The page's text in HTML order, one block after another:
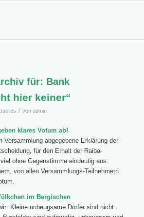
für: Bank
hier keiner“
/ von admin
klares Votum ab!
Versammlung abgegebene Erklärung der
für den Erhalt der Raiba-
ohne Gegenstimme eindeutig aus.
von allen Versammlungs-Teilnehmern
im Bergischen
Kleine unbeugsame Dörfer sind nicht